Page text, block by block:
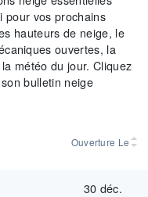
pour vos prochains
hauteurs de neige, le
ouvertes, la
météo du jour. Cliquez
bulletin neige
Ouverture Le
30 déc.